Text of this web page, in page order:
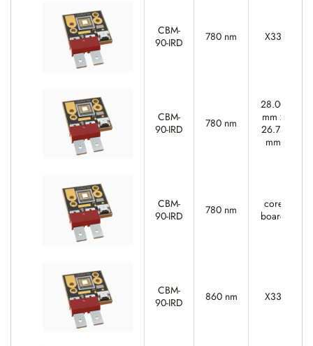
CBM-
90-IRD
780 nm X33
CBM-
90-IRD
780 nm
28.00
mm x
26.75
mm
CBM-
90-IRD
780 nm
core
board
CBM-
90-IRD
860 nm X33